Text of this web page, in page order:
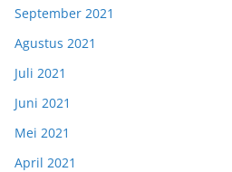
September 2021
Agustus 2021
Juli 2021
Juni 2021
Mei 2021
April 2021